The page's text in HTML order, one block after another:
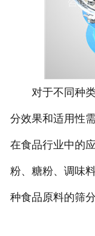
对于不同种类
分效果和适用性
在食品行业中的
粉、糖粉、调味
种食品原料的筛分